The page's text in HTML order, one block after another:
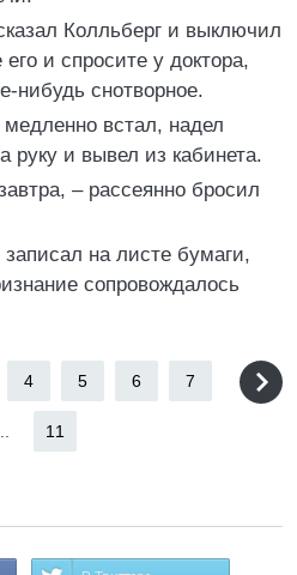
Колльберг и выключил
и спросите у доктора,
нибудь снотворное.
встал, надел
руку и вывел из кабинета.
– рассеянно бросил
на листе бумаги,
сопровождалось
4 5 6 7
11